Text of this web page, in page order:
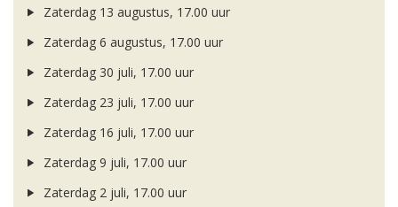
Zaterdag 13 augustus, 17.00 uur
Zaterdag 6 augustus, 17.00 uur
Zaterdag 30 juli, 17.00 uur
Zaterdag 23 juli, 17.00 uur
Zaterdag 16 juli, 17.00 uur
Zaterdag 9 juli, 17.00 uur
Zaterdag 2 juli, 17.00 uur